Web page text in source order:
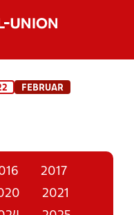
KLUBBER OG
FEBRUAR
2017
2021